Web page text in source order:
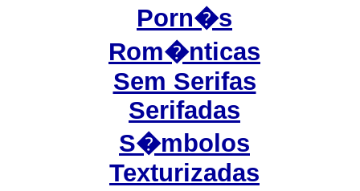
Porn�s
Rom�nticas
Sem Serifas
Serifadas
S�mbolos
Texturizadas